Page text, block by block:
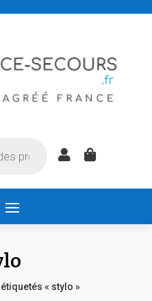
 
« stylo »